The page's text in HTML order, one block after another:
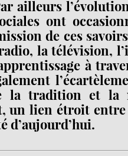
ailleurs
ont
de ces
la télévision,
à
la tradition et la
un lien étroit entre
d’aujourd’hui.